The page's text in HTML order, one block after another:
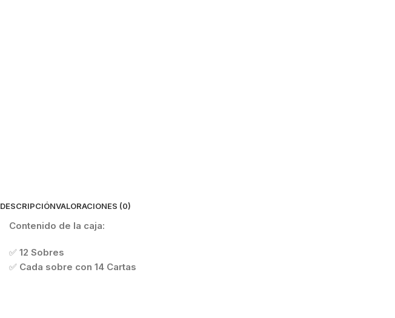
DESCRIPCIÓNVALORACIONES (0)
Contenido de la caja:
✅ 12 Sobres
✅ Cada sobre con 14 Cartas